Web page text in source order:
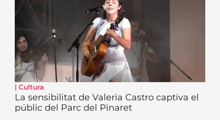
| Cultura
La sensibilitat de Valeria Castro captiva el
públic del Parc del Pinaret